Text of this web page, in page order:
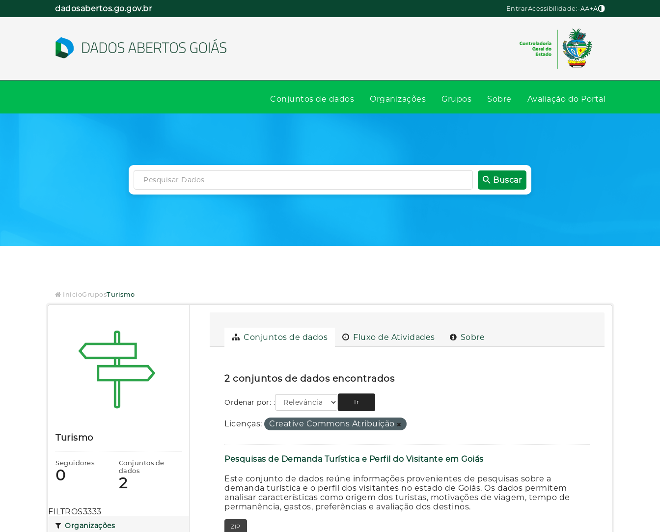
dadosabertos.go.gov.br EntrarAcessibilidade:-AA+A
Conjuntos de dados Organizações Grupos Sobre Avaliação do Portal
Buscar
InícioGruposTurismo
Turismo
Seguidores
0
Conjuntos de
dados
2
FILTROS3333
Organizações
Conjuntos de dados Fluxo de Atividades Sobre
2 conjuntos de dados encontrados
Ordenar por: Ir
Licenças: Creative Commons Atribuição
Pesquisas de Demanda Turística e Perfil do Visitante em Goiás
Este conjunto de dados reúne informações provenientes de pesquisas sobre a
demanda turística e o perfil dos visitantes no estado de Goiás. Os dados permitem
analisar características como origem dos turistas, motivações de viagem, tempo de
permanência, gastos, preferências e avaliação dos destinos.
ZIP